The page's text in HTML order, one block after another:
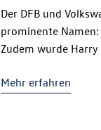
Der DFB und
prominente
Zudem wurde
hinterlassen.
Mehr erfahren